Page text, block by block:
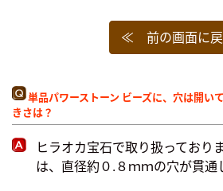
≪ 前の画面に戻
単品パワーストーン ビーズに、穴は開い
きさは？
ヒラオカ宝石で取り扱っており
は、直径約０.８ｍｍの穴が貫通